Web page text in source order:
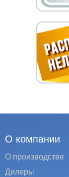
О компании
О производстве
Дилеры